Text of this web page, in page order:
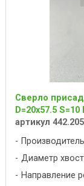
Сверло
D=20x57.5 S=10
артикул
Диаметр
Направление